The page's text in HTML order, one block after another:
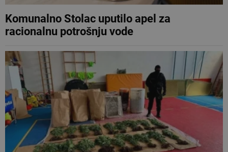
Komunalno Stolac uputilo apel za
racionalnu potrošnju vode